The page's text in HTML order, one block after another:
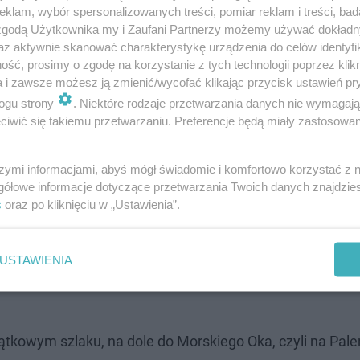
w badaniach wystosowała postulat, aby badać konie
osobami. Podczas poprzednich badań niektóre wozy
Oka z pustymi wozami. Działo się tak, ponieważ
znaleźli komplet chętnych turystów do jazdy,
nie zapełnią wozu turystami, zostaną poproszeni o
magistratu! Pojawił się Tajemniczy Ogród!
szlaku, na dole do Morskiego Oka, czyli na
wybór spersonalizowanych treści, pomiar reklam i treści,
Użytkownika my i Zaufani Partnerzy możemy używać
aktywnie skanować charakterystykę urządzenia do celów
prosimy o zgodę na korzystanie z tych technologii poprzez
i zawsze możesz ją zmienić/wycofać klikając przycisk ustawień
strony
. Niektóre rodzaje przetwarzania danych nie
się takiemu przetwarzaniu. Preferencje będą miały
informacjami, abyś mógł świadomie i komfortowo korzystać z
informacje dotyczące przetwarzania Twoich danych
oraz po kliknięciu w „Ustawienia”.
USTAWIENIA